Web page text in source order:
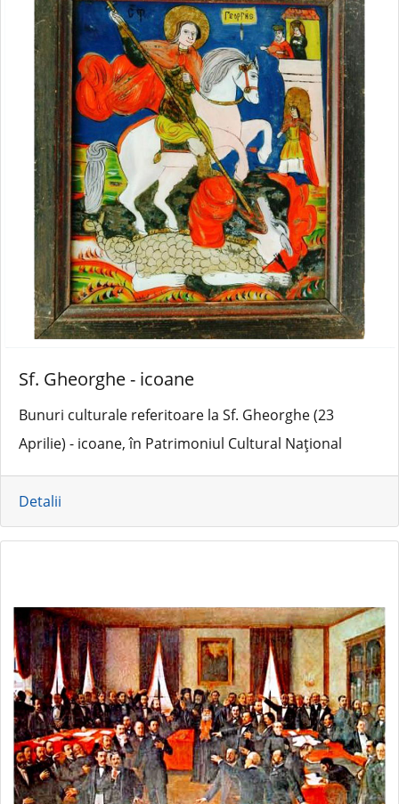
Sf. Gheorghe - icoane
Bunuri culturale referitoare la Sf. Gheorghe (23
Aprilie) - icoane, în Patrimoniul Cultural Național
Detalii